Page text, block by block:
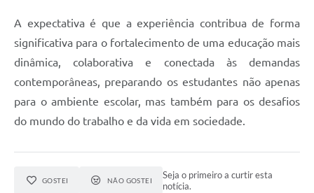
A expectativa é que a experiência contribua de forma
significativa para o fortalecimento de uma educação mais
dinâmica, colaborativa e conectada às demandas
contemporâneas, preparando os estudantes não apenas
para o ambiente escolar, mas também para os desafios
do mundo do trabalho e da vida em sociedade.
GOSTEI NÃO GOSTEI
Seja o primeiro a curtir esta
notícia.